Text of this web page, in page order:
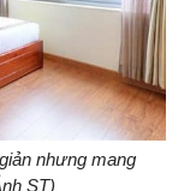
nhưng mang
ST)